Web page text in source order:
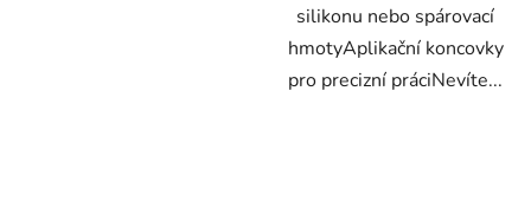
silikonu nebo spárovací
hmotyAplikační koncovky
pro precizní práciNevíte...